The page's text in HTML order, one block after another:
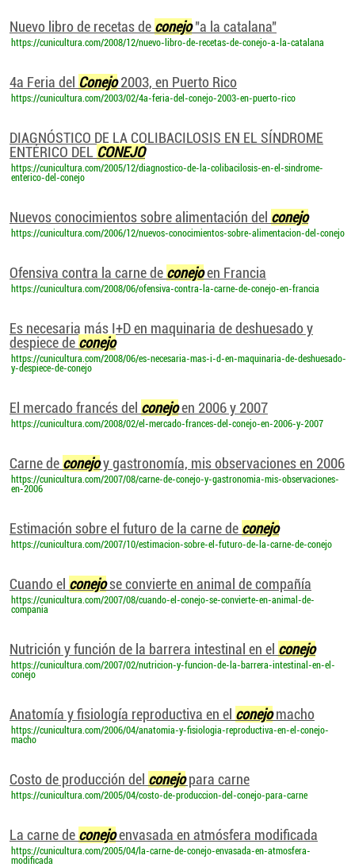
Nuevo libro de recetas de conejo"a la catalana"
https://cunicultura.com/2008/12/nuevo-libro-de-recetas-de-conejo-a-la-catalana
4a Feria del Conejo2003, en Puerto Rico
https://cunicultura.com/2003/02/4a-feria-del-conejo-2003-en-puerto-rico
DIAGNÓSTICO DE LA COLIBACILOSIS EN EL SÍNDROME
ENTÉRICO DEL CONEJO
https://cunicultura.com/2005/12/diagnostico-de-la-colibacilosis-en-el-sindrome-
enterico-del-conejo
Nuevos conocimientos sobre alimentación del conejo
https://cunicultura.com/2006/12/nuevos-conocimientos-sobre-alimentacion-del-conejo
Ofensiva contra la carne de conejoen Francia
https://cunicultura.com/2008/06/ofensiva-contra-la-carne-de-conejo-en-francia
Es necesaria más I+D en maquinaria de deshuesado y
despiece de conejo
https://cunicultura.com/2008/06/es-necesaria-mas-i-d-en-maquinaria-de-deshuesado-
y-despiece-de-conejo
El mercado francés del conejoen 2006 y 2007
https://cunicultura.com/2008/02/el-mercado-frances-del-conejo-en-2006-y-2007
Carne de conejoy gastronomía, mis observaciones en 2006
https://cunicultura.com/2007/08/carne-de-conejo-y-gastronomia-mis-observaciones-
en-2006
Estimación sobre el futuro de la carne de conejo
https://cunicultura.com/2007/10/estimacion-sobre-el-futuro-de-la-carne-de-conejo
Cuando el conejose convierte en animal de compañía
https://cunicultura.com/2007/08/cuando-el-conejo-se-convierte-en-animal-de-
compania
Nutrición y función de la barrera intestinal en el conejo
https://cunicultura.com/2007/02/nutricion-y-funcion-de-la-barrera-intestinal-en-el-
conejo
Anatomía y fisiología reproductiva en el conejomacho
https://cunicultura.com/2006/04/anatomia-y-fisiologia-reproductiva-en-el-conejo-
macho
Costo de producción del conejopara carne
https://cunicultura.com/2005/04/costo-de-produccion-del-conejo-para-carne
La carne de conejoenvasada en atmósfera modificada
https://cunicultura.com/2005/04/la-carne-de-conejo-envasada-en-atmosfera-
modificada